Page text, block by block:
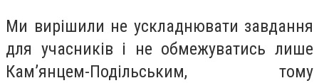
Ми вирішили не ускладнювати завдання
для учасників і не обмежуватись лише
Кам’янцем-Подільським, тому